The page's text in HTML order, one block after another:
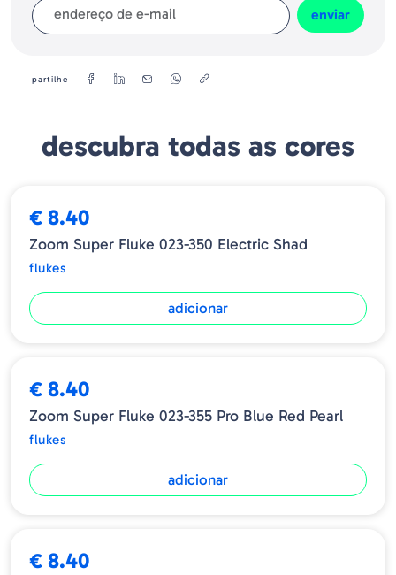
-A barriga profunda possui uma ranhura de gancho e a cauda
bifurcada ajuda a mergulhar e deslizar
pode ser derrotado em torno da grama e layouts, onde sua queda
enviar
partilhe
descubra todas as cores
€ 8.40
Zoom Super Fluke 023-350 Electric Shad
flukes
adicionar
€ 8.40
Zoom Super Fluke 023-355 Pro Blue Red Pearl
flukes
adicionar
€ 8.40